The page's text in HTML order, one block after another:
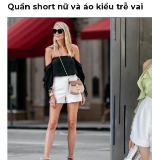
Quần short nữ và áo kiểu trễ vai